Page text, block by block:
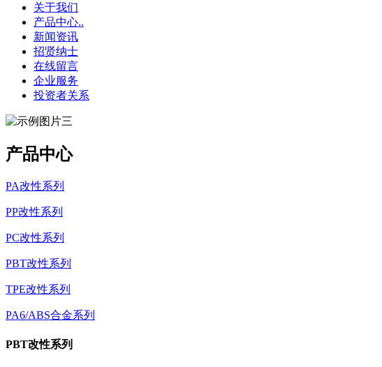
关于我们
产品中心..
新闻资讯
招贤纳士
在线留言
企业服务
投资者关系
产品中心
PA改性系列
PP改性系列
PC改性系列
PBT改性系列
TPE改性系列
PA6/ABS合金系列
PBT改性系列